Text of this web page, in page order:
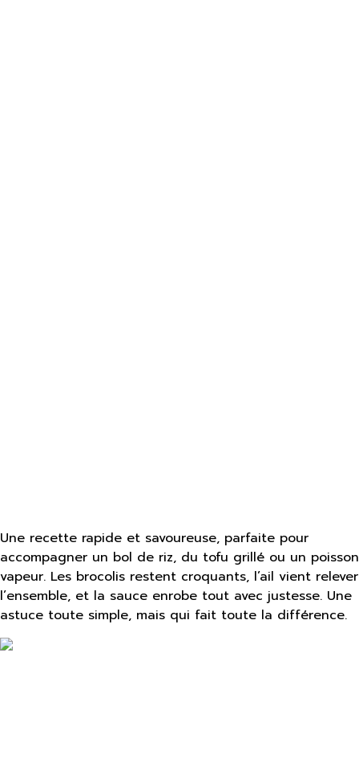
Une recette rapide et savoureuse, parfaite pour
accompagner un bol de riz, du tofu grillé ou un poisson
vapeur. Les brocolis restent croquants, l’ail vient relever
l’ensemble, et la sauce enrobe tout avec justesse. Une
astuce toute simple, mais qui fait toute la différence.